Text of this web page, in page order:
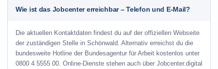
Wie ist das Jobcenter erreichbar – Telefon und E-Mail?
Die aktuellen Kontaktdaten findest du auf der offiziellen Webseite
der zuständigen Stelle in Schönwald. Alternativ erreichst du die
bundesweite Hotline der Bundesagentur für Arbeit kostenlos unter
0800 4 5555 00. Online-Dienste stehen auch über Jobcenter.digital